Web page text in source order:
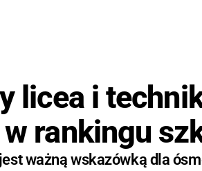
licea i
rankingu
ważną wskazówką dla